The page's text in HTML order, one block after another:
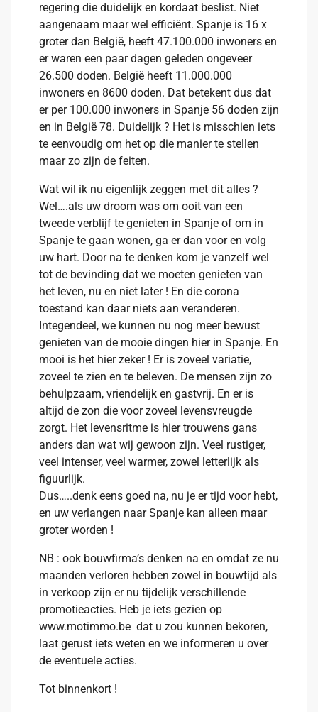
regering die duidelijk en kordaat beslist. Niet
aangenaam maar wel efficiënt. Spanje is 16 x
groter dan België, heeft 47.100.000 inwoners en
er waren een paar dagen geleden ongeveer
26.500 doden. België heeft 11.000.000
inwoners en 8600 doden. Dat betekent dus dat
er per 100.000 inwoners in Spanje 56 doden zijn
en in België 78. Duidelijk ? Het is misschien iets
te eenvoudig om het op die manier te stellen
maar zo zijn de feiten.
Wat wil ik nu eigenlijk zeggen met dit alles ?
Wel….als uw droom was om ooit van een
tweede verblijf te genieten in Spanje of om in
Spanje te gaan wonen, ga er dan voor en volg
uw hart. Door na te denken kom je vanzelf wel
tot de bevinding dat we moeten genieten van
het leven, nu en niet later ! En die corona
toestand kan daar niets aan veranderen.
Integendeel, we kunnen nu nog meer bewust
genieten van de mooie dingen hier in Spanje. En
mooi is het hier zeker ! Er is zoveel variatie,
zoveel te zien en te beleven. De mensen zijn zo
behulpzaam, vriendelijk en gastvrij. En er is
altijd de zon die voor zoveel levensvreugde
zorgt. Het levensritme is hier trouwens gans
anders dan wat wij gewoon zijn. Veel rustiger,
veel intenser, veel warmer, zowel letterlijk als
figuurlijk.
Dus…..denk eens goed na, nu je er tijd voor hebt,
en uw verlangen naar Spanje kan alleen maar
groter worden !
NB : ook bouwfirma’s denken na en omdat ze nu
maanden verloren hebben zowel in bouwtijd als
in verkoop zijn er nu tijdelijk verschillende
promotieacties. Heb je iets gezien op
www.motimmo.be dat u zou kunnen bekoren,
laat gerust iets weten en we informeren u over
de eventuele acties.
Tot binnenkort !